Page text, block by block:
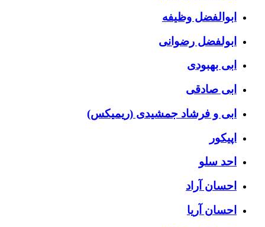
ابوالفضل وظیفه
ابولفضل رضوانی
ابی بهبودی
ابی صادقی
ابی و فرشاد جمشیدی (ریمیکس)
اپیکور
احد سلو
احسان آراد
احسان آریا